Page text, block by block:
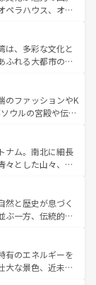
感じることができ
。
をはじめ、豊かな
くれるハワイの
アンミュージッ
ハワイの魅力を彩
ペラハウス、オー
（エアーズロッ
ンズの熱帯雨林な
やワイン、オージ
ーフィンやダイ
きにはたまらな
に味わいつくそ
は、多彩な文化と
ふれる大都市の台
ど、都市の喧騒
人に新しい発見と
台湾の食文化も魅
ティ豊かな料理
コンテンツ一覧を参
のファッションやK
ウルの宮殿や伝統
を楽しむことが
ストリートフード
。夜には、韓国な
を心ゆくまで味
国情報はコンテンツ一
ナム。南北に細長
々とした山々、世
古い町並みやホ
、独特の雰囲気を
かさとおいしさで
ヒーなどは、ぜ
もあたたかい人々
れられない旅にな
然と歴史が息づく
ぶ一方、伝統的な
イなどの山岳地
トやクラビの美し
できる。タイ料理
有のエネルギーを
大な景色、近未来